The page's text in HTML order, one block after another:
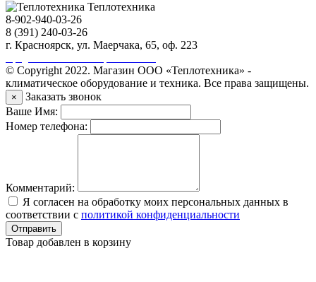
Теплотехника
8-902-940-03-26
8 (391) 240-03-26
г. Красноярск, ул. Маерчака, 65, оф. 223
© Copyright 2022. Магазин ООО «Теплотехника» -
климатическое оборудование и техника. Все права защищены.
×
Заказать звонок
Ваше Имя:
Номер телефона:
Комментарий:
Я согласен на обработку моих персональных данных в
соответствии с политикой конфиденциальности
Отправить
Товар добавлен в корзину